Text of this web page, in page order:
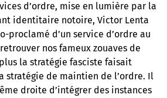
d’ordre, mise en lumière par la
identitaire notoire, Victor Lenta
proclamé d’un service d’ordre au
nos fameux zouaves de
la stratégie fasciste faisait
stratégie de maintien de l’ordre. Il
droite d’intégrer des instances